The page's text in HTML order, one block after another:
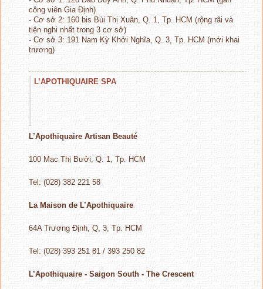
công viên Gia Định)
- Cơ sở 2: 160 bis Bùi Thị Xuân, Q. 1, Tp. HCM (rộng rãi và
tiện nghi nhất trong 3 cơ sở)
- Cơ sở 3: 191 Nam Kỳ Khởi Nghĩa, Q. 3, Tp. HCM (mới khai
trương)
L’APOTHIQUAIRE SPA
L’Apothiquaire Artisan Beauté
100 Mạc Thị Bưởi, Q. 1, Tp. HCM
Tel: (028) 382 221 58
La Maison de L’Apothiquaire
64A Trương Định, Q, 3, Tp. HCM
Tel: (028) 393 251 81 / 393 250 82
L’Apothiquaire - Saigon South - The Crescent